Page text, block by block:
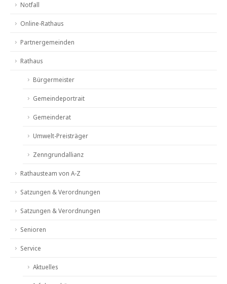
Notfall
Online-Rathaus
Partnergemeinden
Rathaus
Bürgermeister
Gemeindeportrait
Gemeinderat
Umwelt-Preisträger
Zenngrundallianz
Rathausteam von A-Z
Satzungen & Verordnungen
Satzungen & Verordnungen
Senioren
Service
Aktuelles